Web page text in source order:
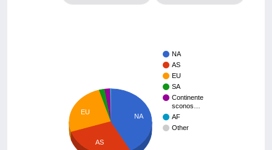
NA
AS
EU
SA
Continente
sconos…
AF
Other
NA
EU
AS